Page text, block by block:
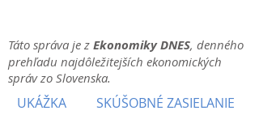
Táto správa je z Ekonomiky DNES, denného
prehľadu najdôležitejších ekonomických
správ zo Slovenska.
UKÁŽKA SKÚŠOBNÉ ZASIELANIE